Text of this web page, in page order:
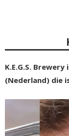
K.E.G.S.
(Nederland) die